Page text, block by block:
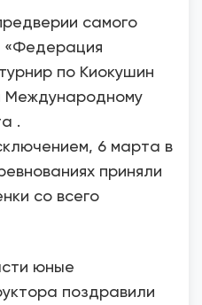
самого
«Федерация
по Киокушин
Международному
.
6 марта в
приняли
со всего
юные
поздравили